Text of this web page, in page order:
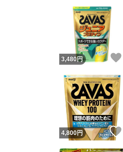
3,480円
4,800円